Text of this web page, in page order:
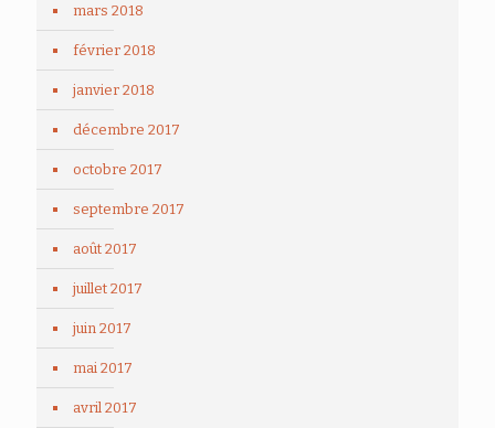
mars 2018
février 2018
janvier 2018
décembre 2017
octobre 2017
septembre 2017
août 2017
juillet 2017
juin 2017
mai 2017
avril 2017